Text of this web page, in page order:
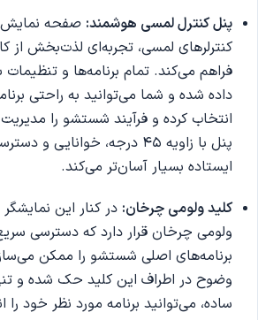
پنل کنترل لمسی هوشمند:
کنترلرهای لمسی، تجربه‌ای لذت‌بخش از
فراهم می‌کند. تمام برنامه‌ها و
داده شده و شما می‌توانید به راحتی
انتخاب کرده و فرآیند شستشو را
پنل با زاویه 45 درجه، خوانایی
ایستاده بسیار آسان‌تر می‌کند.
کلید ولومی چرخان: در کنار این
ولومی چرخان قرار دارد که دسترسی
برنامه‌های اصلی شستشو را ممکن
وضوح در اطراف این کلید حک شده و
ساده، می‌توانید برنامه مورد نظر خود